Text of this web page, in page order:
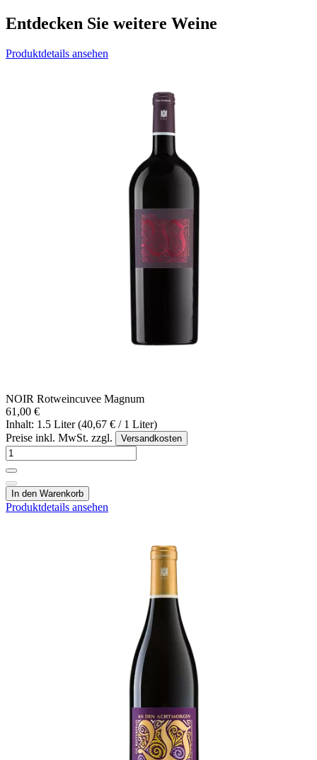
Entdecken Sie weitere Weine
Produktdetails ansehen
NOIR Rotweincuvee Magnum
61,00 €
Inhalt: 1.5 Liter (40,67 € / 1 Liter)
Preise inkl. MwSt. zzgl.
Versandkosten
In den Warenkorb
Produktdetails ansehen